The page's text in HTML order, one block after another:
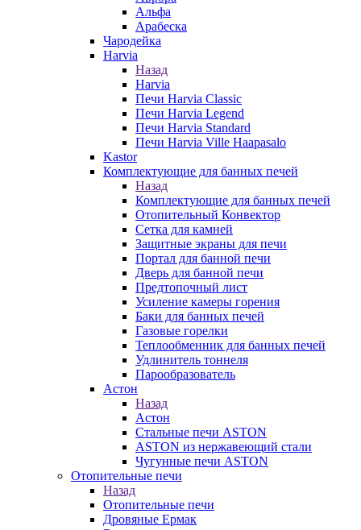
Альфа
Арабеска
Чародейка
Harvia
Назад
Harvia
Печи Harvia Classic
Печи Harvia Legend
Печи Harvia Standard
Печи Harvia Ville Haapasalo
Kastor
Комплектующие для банных печей
Назад
Комплектующие для банных печей
Отопительный Конвектор
Сетка для камней
Защитные экраны для печи
Портал для банной печи
Дверь для банной печи
Предтопочный лист
Усиление камеры горения
Баки для банных печей
Газовые горелки
Теплообменник для банных печей
Удлинитель тоннеля
Парообразователь
Астон
Назад
Астон
Стальные печи ASTON
ASTON из нержавеющий стали
Чугунные печи ASTON
Отопительные печи
Назад
Отопительные печи
Дровяные Ермак